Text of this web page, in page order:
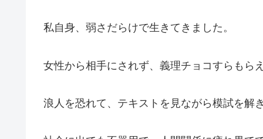
私自身、弱さだらけで生きてきました。
女性から相手にされず、義理チョコすらもら
浪人を恐れて、テキストを見ながら模試を解